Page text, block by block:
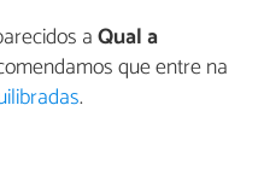
aQual a
que entre na
.